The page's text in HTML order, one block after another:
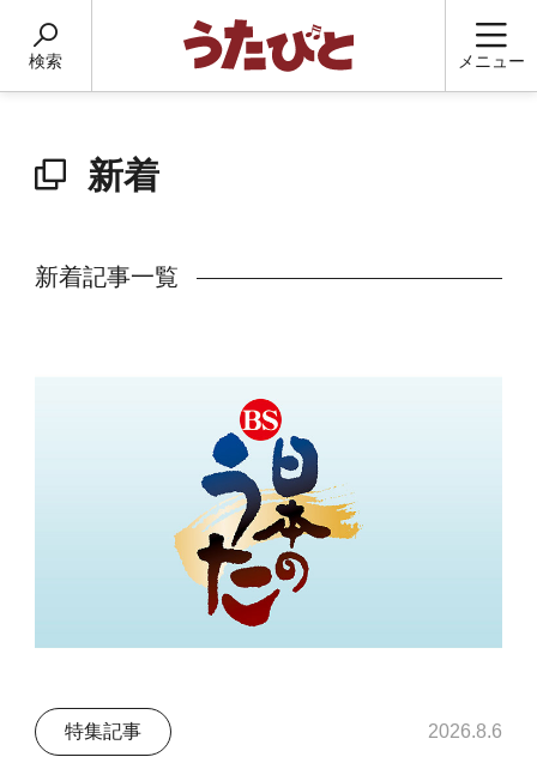
検索 メニュー
新着
新着記事一覧
特集記事 2026.8.6